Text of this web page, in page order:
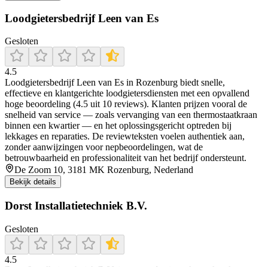
Loodgietersbedrijf Leen van Es
Gesloten
4.5
Loodgietersbedrijf Leen van Es in Rozenburg biedt snelle,
effectieve en klantgerichte loodgietersdiensten met een opvallend
hoge beoordeling (4.5 uit 10 reviews). Klanten prijzen vooral de
snelheid van service — zoals vervanging van een thermostaatkraan
binnen een kwartier — en het oplossingsgericht optreden bij
lekkages en reparaties. De reviewteksten voelen authentiek aan,
zonder aanwijzingen voor nepbeoordelingen, wat de
betrouwbaarheid en professionaliteit van het bedrijf ondersteunt.
De Zoom 10, 3181 MK Rozenburg, Nederland
Bekijk details
Dorst Installatietechniek B.V.
Gesloten
4.5